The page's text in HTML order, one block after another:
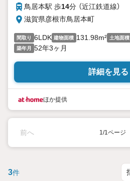
鳥居本駅 歩14分 （近江鉄道線）
滋賀県彦根市鳥居本町
間取り 6LDK 建物面積 131.98m² 土地面積
築年月 52年3ヶ月
詳細を見る
ほか提供
前へ 1/1ページ
3件